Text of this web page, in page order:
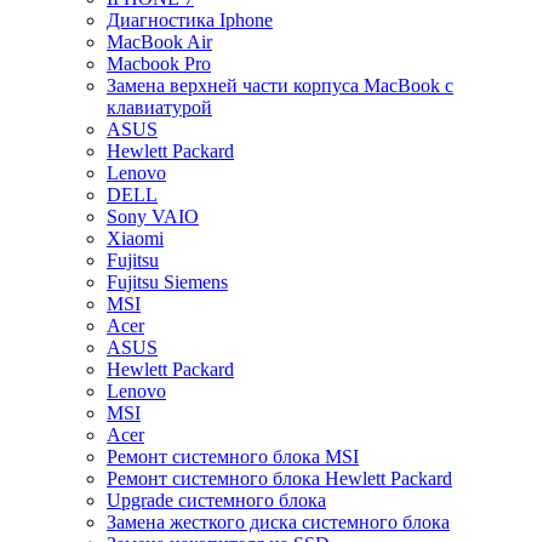
Диагностика Iphone
MacBook Air
Macbook Pro
Замена верхней части корпуса MacBook с
клавиатурой
ASUS
Hewlett Packard
Lenovo
DELL
Sony VAIO
Xiaomi
Fujitsu
Fujitsu Siemens
MSI
Acer
ASUS
Hewlett Packard
Lenovo
MSI
Acer
Ремонт системного блока MSI
Ремонт системного блока Hewlett Packard
Upgrade системного блока
Замена жесткого диска системного блока